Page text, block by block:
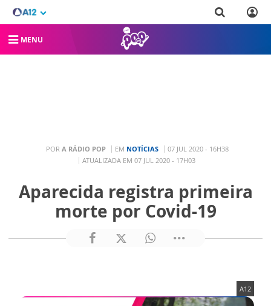
MENU
POR A RÁDIO POP EM NOTÍCIAS
07 JUL 2020 - 16H38
ATUALIZADA EM 07 JUL 2020 - 17H03
Aparecida registra primeira
morte por Covid-19
A12